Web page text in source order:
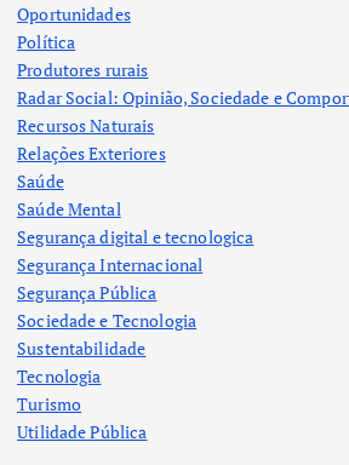
Oportunidades
Política
Produtores rurais
Radar Social: Opinião, Sociedade e
Recursos Naturais
Relações Exteriores
Saúde
Saúde Mental
Segurança digital e tecnologica
Segurança Internacional
Segurança Pública
Sociedade e Tecnologia
Sustentabilidade
Tecnologia
Turismo
Utilidade Pública